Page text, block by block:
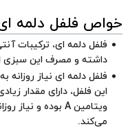
خواص فلفل دلمه
داشته و مصرف این سبزی
این فلفل، دارای مقدار
می‌کند.